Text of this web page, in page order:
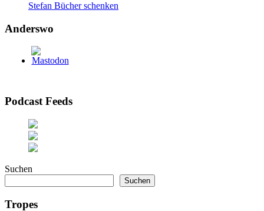
Stefan Bücher schenken
Anderswo
Podcast Feeds
Suchen
Suchen
Tropes